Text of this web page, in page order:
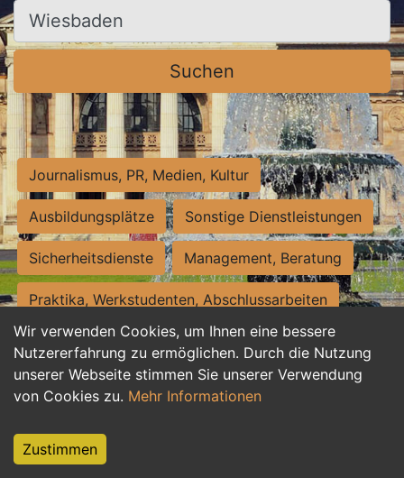
Wir verwenden Cookies, um Ihnen eine bessere
Nutzererfahrung zu ermöglichen. Durch die Nutzung
unserer Webseite stimmen Sie unserer Verwendung
von Cookies zu. Mehr Informationen
Zustimmen
Ort, Stadt
Suchen
Journalismus, PR, Medien, Kultur
Ausbildungsplätze Sonstige Dienstleistungen
Sicherheitsdienste Management, Beratung
Praktika, Werkstudenten, Abschlussarbeiten
Personalwesen Assistenz, Sekretariat
Hilfskräfte, Aushilfs- und Nebenjobs
Weiterbildung, Studium, duale Ausbildung